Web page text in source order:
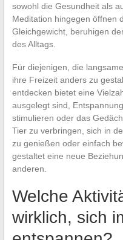
sowohl die Gesundheit als
Meditation hingegen öffnen
Gleichgewicht, beruhigen
des Alltags.
Für diejenigen, die
ihre Freizeit anders zu
entdecken bietet eine
ausgelegt sind,
stimulieren oder das
Tier zu verbringen, sich in
zu genießen oder einfach
gestaltet eine neue
anderen.
Welche
wirklich, sich